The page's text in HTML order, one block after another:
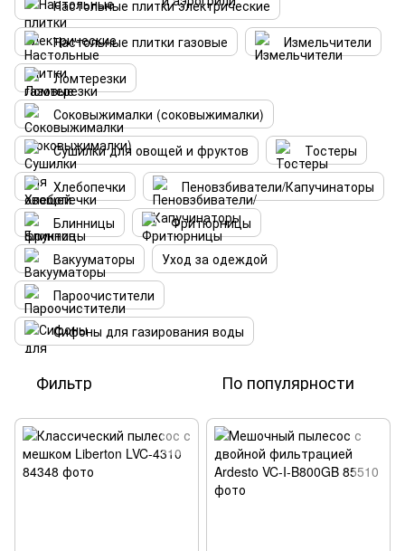
Настольные плитки электрические
Настольные плитки газовые
Измельчители
Ломтерезки
Соковыжималки (соковыжималки)
Сушилки для овощей и фруктов
Тостеры
Хлебопечки
Пеновзбиватели/Капучинаторы
Блинницы
Фритюрницы
Вакууматоры
Уход за одеждой
Пароочистители
Сифоны для газирования воды
Фильтр По популярности